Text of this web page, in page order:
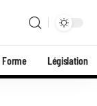
Forme Législation